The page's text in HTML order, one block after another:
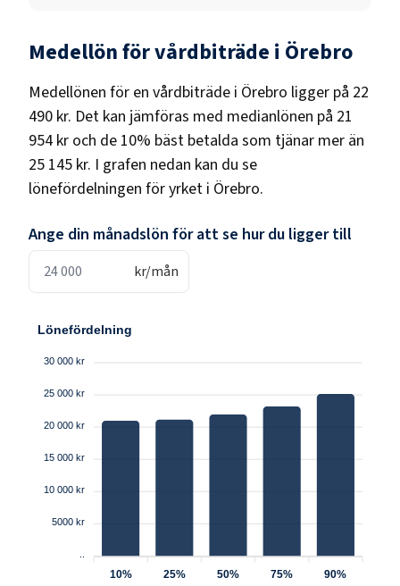
Medellön förvårdbiträde i Örebro
Medellönen för en vårdbiträde i Örebro ligger på 22
490 kr. Det kan jämföras med medianlönen på 21
954 kr och de 10% bäst betalda som tjänar mer än
25 145 kr. I grafen nedan kan du se
lönefördelningen för yrket i Örebro.
Ange din månadslön för att se hur du ligger till
kr/mån
Lönefördelning
30 000 kr
25 000 kr
20 000 kr
15 000 kr
10 000 kr
5000 kr
10% 25% 50% 75% 90%